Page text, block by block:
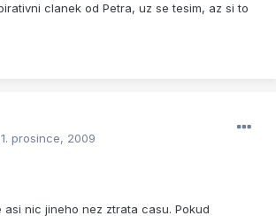
clanek od Petra, uz se tesim, az si to
prosince, 2009
asi nic jineho nez ztrata casu. Pokud